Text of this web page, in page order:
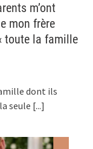
m’ont
mon frère
toute la famille
dont ils
seule [...]